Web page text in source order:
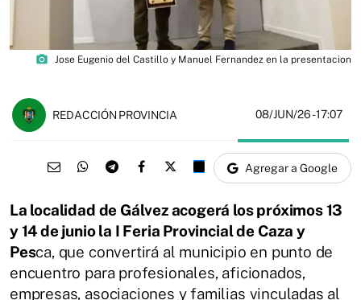
photo_camera Jose Eugenio del Castillo y Manuel Fernandez en la presentacion
REDACCIÓN PROVINCIA 08/JUN/26- 17:07
Agregar a Google
La localidad de Gálvez acogerá los próximos 13
y 14 de junio la I Feria Provincial de Caza y
Pesca, que convertirá al municipio en punto de
encuentro para profesionales, aficionados,
empresas, asociaciones y familias vinculadas al